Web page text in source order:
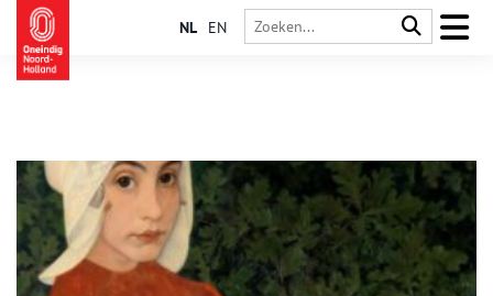
NL EN